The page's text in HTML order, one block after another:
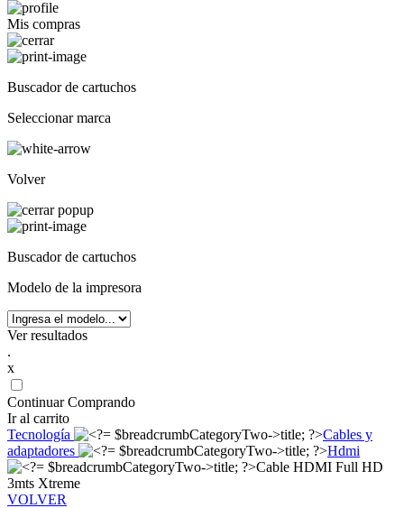
Mis compras
Buscador de cartuchos
Seleccionar marca
Volver
Buscador de cartuchos
Modelo de la impresora
Ver resultados
.
x
Continuar Comprando
Ir al carrito
Tecnología
Cables y
adaptadores
Hdmi
Cable HDMI Full HD
3mts Xtreme
VOLVER